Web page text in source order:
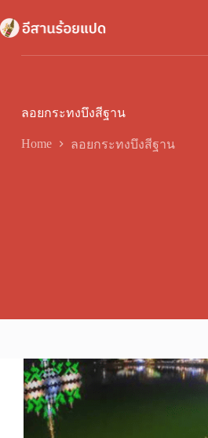
to
content
ลอยกระทงบึงสีฐาน
Home ลอยกระทงบึงสีฐาน